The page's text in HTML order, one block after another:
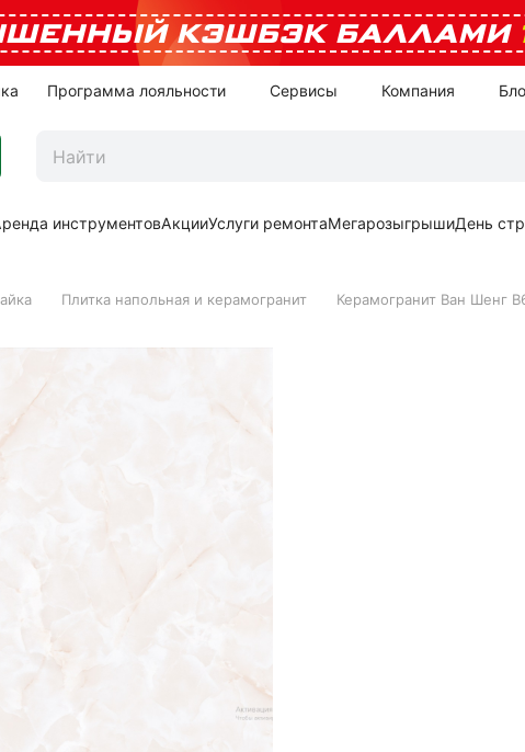
КЭШБЭК БАЛЛАМИ
Программа лояльности Сервисы Компания
инструментовАкцииУслуги ремонтаМегарозыгрышиДень
Плитка напольная и керамогранит Керамогранит Ван Шенг